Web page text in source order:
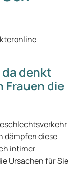
da denkt
Frauen die
dämpfen diese
intimer
Ursachen für Sie